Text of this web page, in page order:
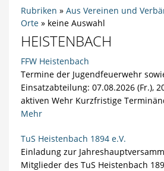
WIRTSCHAFT
Rubriken » Aus Vereinen und
Orte» keine Auswahl
HEISTENBACH
FFW Heistenbach
Termine der Jugendfeuerwehr
Einsatzabteilung: 07.08.2026 (Fr.),
aktiven Wehr Kurzfristige
Mehr
TuS Heistenbach 1894 e.V.
Einladung zur
Mitglieder des TuS Heistenbach